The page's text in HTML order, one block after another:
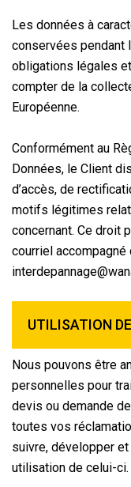
Les données à
conservées pendant
obligations légales
compter de la
Européenne.
Conformément au
Données, le Client
d’accès, de
motifs légitimes
concernant. Ce droit
courriel accompagné
UTILISATION
Nous pouvons être
personnelles pour
devis ou demande
toutes vos
suivre, développer
utilisation de celui-ci.